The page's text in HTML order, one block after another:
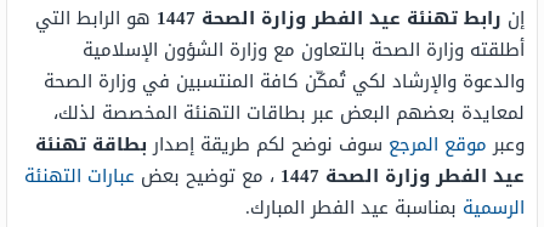
إن رابط تهنئة عيد الفطر وزارة الصحة 1447
هو الرابط التي
أطلقته وزارة الصحة بالتعاون مع وزارة الشؤون الإسلامية
والدعوة والإرشاد لكي تُمكّن كافة المنتسبين في وزارة الصحة
لمعايدة بعضهم البعض عبر بطاقات التهنئة المخصصة لذلك،
وعبرموقع المرجع سوف نوضح لكم طريقة إصداربطاقة تهنئة
عيد الفطر وزارة الصحة 1447
، مع توضيح بعض عبارات التهنئة
الرسمية بمناسبة عيد الفطر المبارك.